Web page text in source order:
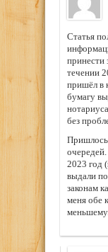
Статья
принести
течении
пришёл в
бумагу
без
2023 год
выдали
законам
меня обе